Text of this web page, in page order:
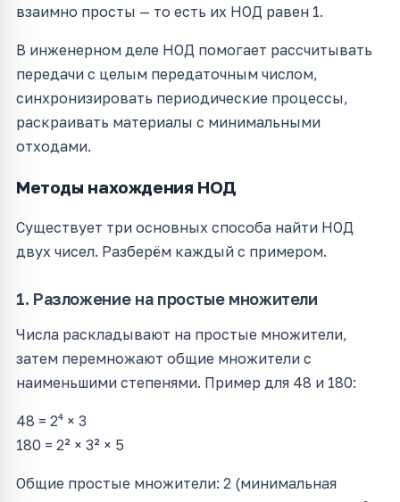
взаимно просты — то есть их НОД равен 1.
В инженерном деле НОД помогает рассчитывать
передачи с целым передаточным числом,
синхронизировать периодические процессы,
раскраивать материалы с минимальными
отходами.
Методы нахождения НОД
Существует три основных способа найти НОД
двух чисел. Разберём каждый с примером.
1. Разложение на простые множители
Числа раскладывают на простые множители,
затем перемножают общие множители с
наименьшими степенями. Пример для 48 и 180:
48 = 2⁴ × 3
180 = 2² × 3² × 5
Общие простые множители: 2 (минимальная